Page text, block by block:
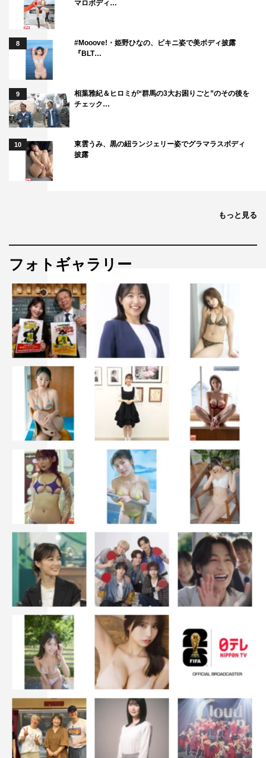
マロボディ…
8
#Mooove!・姫野ひなの、ビキニ姿で美ボディ披露
『BLT…
9
相葉雅紀＆ヒロミが“群馬の3大お困りごと”のその後を
チェック…
10
東雲うみ、黒の紐ランジェリー姿でグラマラスボディ
披露
もっと見る
フォトギャラリー